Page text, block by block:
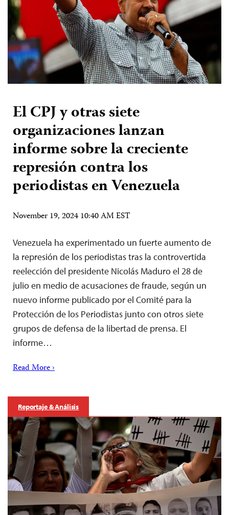
El CPJ y otras siete
organizaciones lanzan
informe sobre la creciente
represión contra los
periodistas en Venezuela
November 19, 2024 10:40 AM EST
Venezuela ha experimentado un fuerte aumento de
la represión de los periodistas tras la controvertida
reelección del presidente Nicolás Maduro el 28 de
julio en medio de acusaciones de fraude, según un
nuevo informe publicado por el Comité para la
Protección de los Periodistas junto con otros siete
grupos de defensa de la libertad de prensa. El
informe…
Read More ›
Reportaje & Análisis